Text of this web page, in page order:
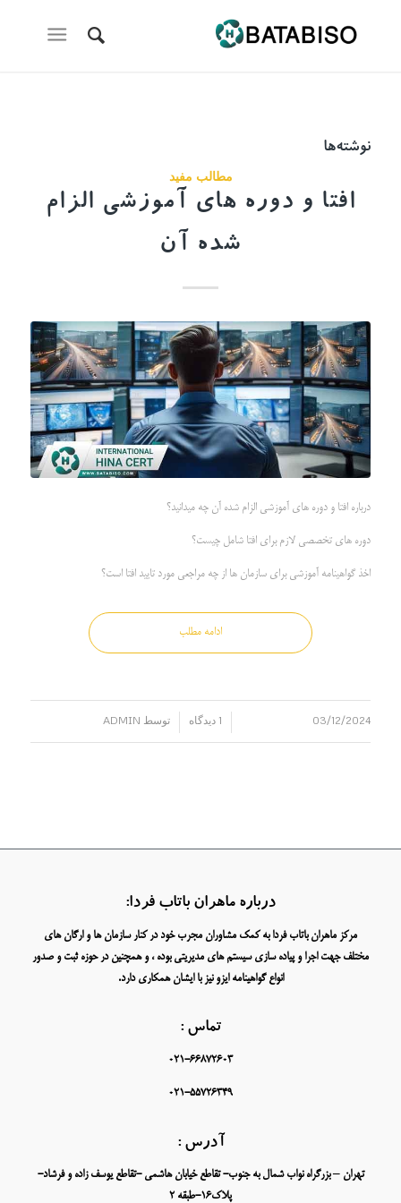
نوشته‌ها
مطالب مفید
افتا و دوره های آموزشی الزام
شده آن
درباره افتا و دوره های آموزشی الزام شده آن چه میدانید؟
دوره های تخصصی لازم برای افتا شامل چیست؟
اخذ گواهینامه آموزشی برای سازمان ها از چه مراجعی مورد تایید افتا است؟
ادامه مطلب
03/12/2024 1 دیدگاه توسط ADMIN
درباره ماهران باتاب فردا:
مرکز ماهران باتاب فردا به کمک مشاوران مجرب خود در کنار سازمان ها و ارگان های
مختلف جهت اجرا و پیاده سازی سیستم های مدیریتی بوده ، و همچنین در حوزه ثبت و صدور
انواع گواهینامه ایزو نیز با ایشان همکاری دارد.
تماس :
021-66872603
021-55726349
آدرس :
تهران – بزرگراه نواب شمال به جنوب- تقاطع خیابان هاشمی -تقاطع یوسف زاده و فرشاد-
پلاک16-طبقه 2